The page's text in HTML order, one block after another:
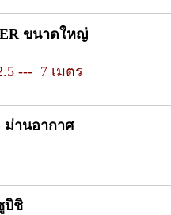
ขนาดใหญ่
--- 7 เมตร
ม่านอากาศ
บิชิ